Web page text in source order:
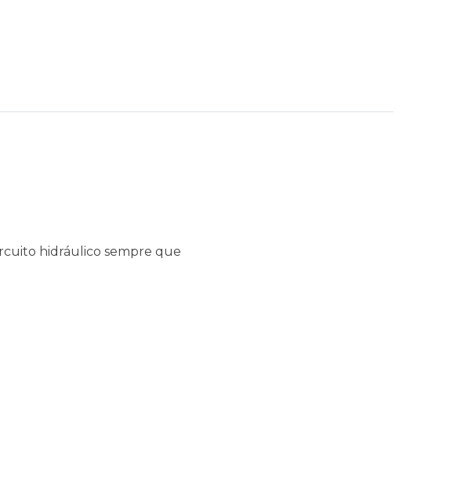
hidráulico sempre que